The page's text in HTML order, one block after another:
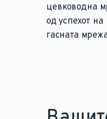
цевководна
од успехот
гасната